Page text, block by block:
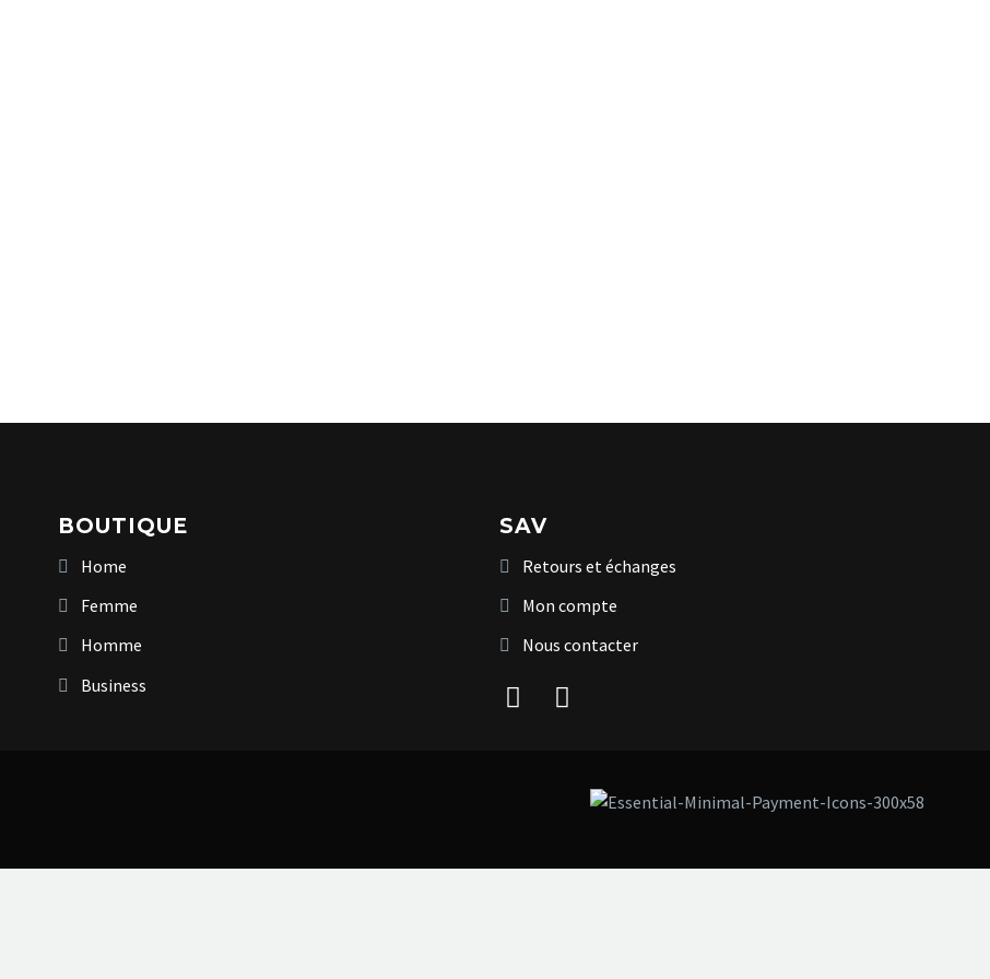
BOUTIQUE
Home
Femme
Homme
Business
SAV
Retours et échanges
Mon compte
Nous contacter